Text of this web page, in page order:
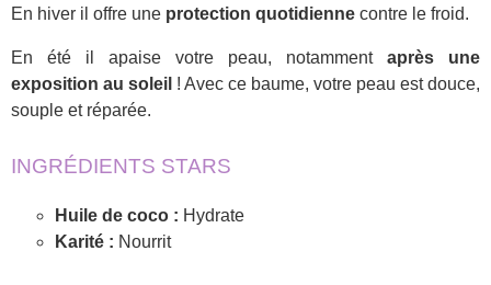
En hiver il offre une protection quotidienne contre le froid.
En été il apaise votre peau, notamment après une
exposition au soleil ! Avec ce baume, votre peau est douce,
souple et réparée.
INGRÉDIENTS STARS
Huile de coco : Hydrate
Karité : Nourrit